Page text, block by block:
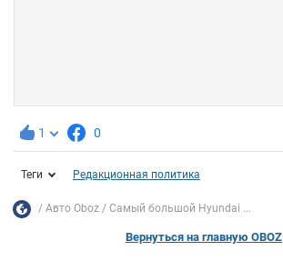
1 0
Теги Редакционная политика
Авто Oboz Самый большой Hyundai ...
Вернуться на главную OBOZ